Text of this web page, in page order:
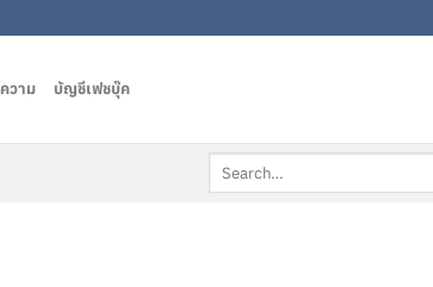
วาม บัญชีเฟชบุ๊ค
Search
for: